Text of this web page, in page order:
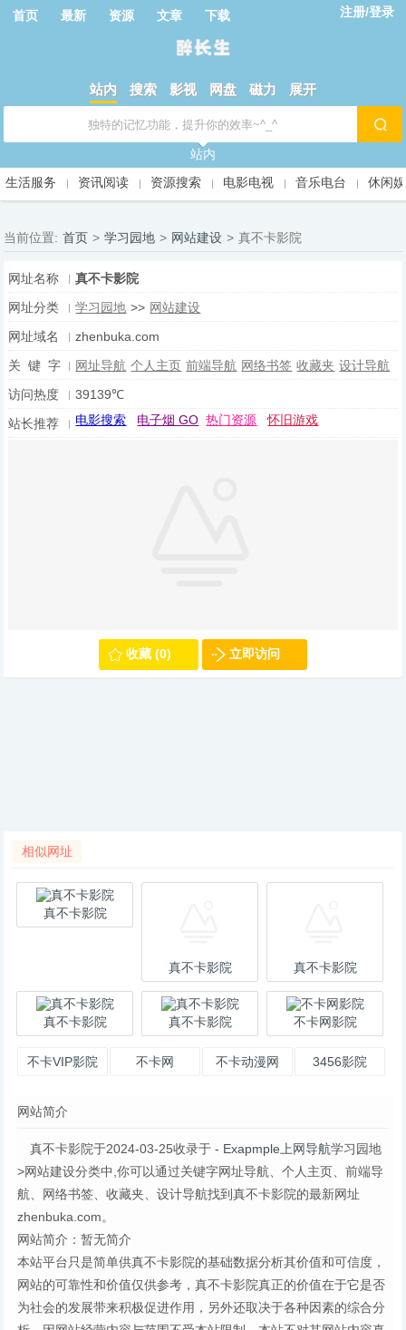
首页 最新 资源 文章 下载 注册/登录
站内 搜索 影视 网盘 磁力 展开
站内
生活服务
资讯阅读 资源搜索 电影电视 音乐电台 休闲
当前位置: 首页 > 学习园地 > 网站建设 > 真不卡影院
网址名称
真不卡影院
网址分类
学习园地 >> 网站建设
网址域名
zhenbuka.com
关 键 字
网址导航 个人主页 前端导航 网络书签 收藏夹 设计导航
访问热度
39139℃
站长推荐
电影搜索 电子烟 GO 热门资源 怀旧游戏
收藏 (0) 立即访问
相似网址
真不卡影院
真不卡影院 真不卡影院
真不卡影院 真不卡影院 不卡网影院
不卡VIP影院 不卡网 不卡动漫网 3456影院
网站简介
真不卡影院于2024-03-25收录于 - Exapmple上网导航学习园地
>网站建设分类中,你可以通过关键字网址导航、个人主页、前端导
航、网络书签、收藏夹、设计导航找到真不卡影院的最新网址
zhenbuka.com。
网站简介：暂无简介
本站平台只是简单供真不卡影院的基础数据分析其价值和可信度，
网站的可靠性和价值仅供参考，真不卡影院真正的价值在于它是否
为社会的发展带来积极促进作用，另外还取决于各种因素的综合分